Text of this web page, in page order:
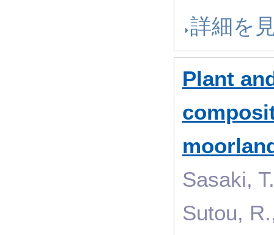
詳細を
Plant
Sasaki,
Sutou,